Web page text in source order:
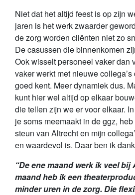
Niet dat het altijd feest is op zijn
jaren is het werk zwaarder
de zorg worden cliënten niet zo
De casussen die binnenkomen
Ook wisselt personeel vaker dan
vaker werkt met nieuwe
goed kent. Meer dynamiek dus.
kunt hier wel altijd op elkaar
die tellen zijn we er voor elkaar.
je soms meemaakt in de ggz,
steun van Altrecht en mijn
en waardevol is. Daar ben ik
“De ene maand werk ik veel
maand heb ik een
minder uren in de zorg. Die